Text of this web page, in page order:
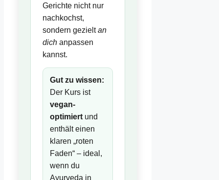
Gerichte nicht nur
nachkochst,
sondern gezieltan
dich anpassen
kannst.
Gut zu wissen:
Der Kurs ist
vegan-
optimiert und
enthält einen
klaren „roten
Faden“ – ideal,
wenn du
Ayurveda in